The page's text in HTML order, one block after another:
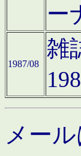
ー
1987/08
雑
メー